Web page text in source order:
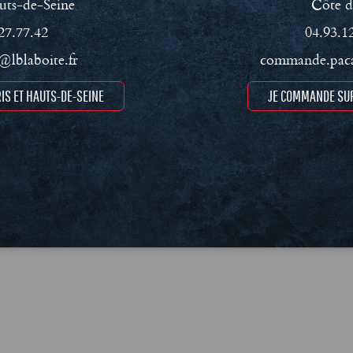
RSE Conditions Générales de Vente (CGV) Mentions
ET HAUTS-DE-SEINE JE COMMANDE